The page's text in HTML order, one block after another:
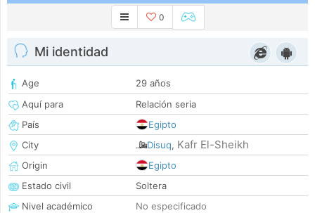
0
Mi identidad
Age
29 años
Aquí para
Relación seria
País
Egipto
City
Disuq, Kafr El-Sheikh
Origin
Egipto
Estado civil
Soltera
Nivel académico
No especificado